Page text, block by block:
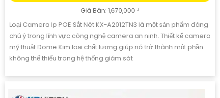
Giá Bán: 1,670,000 ₫
Loại Camera Ip POE Sắt Nét KX-A2012TN3 là một sản phẩm đáng
chú ý trong lĩnh vực công nghệ camera an ninh. Thiết kế camera
mỹ thuật Dome Kim loại chất lượng giúp nó trở thành một phần
không thể thiếu trong hệ thống giám sát